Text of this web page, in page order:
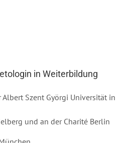
in Weiterbildung
Szent Györgi Universität in
und an der Charité Berlin